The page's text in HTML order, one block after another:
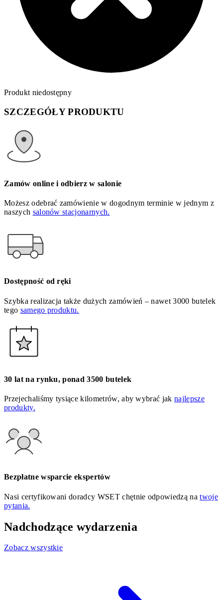
Produkt niedostępny
SZCZEGÓŁY PRODUKTU
Zamów online i odbierz w salonie
Możesz odebrać zamówienie w dogodnym terminie w jednym z
naszych salonów stacjonarnych.
Dostępność od ręki
Szybka realizacja także dużych zamówień – nawet 3000 butelek
tego samego produktu.
30 lat na rynku, ponad 3500 butelek
Przejechaliśmy tysiące kilometrów, aby wybrać jaknajlepsze
produkty.
Bezpłatne wsparcie ekspertów
Nasi certyfikowani doradcy WSET chętnie odpowiedzą natwoje
pytania.
Nadchodzące wydarzenia
Zobacz wszystkie